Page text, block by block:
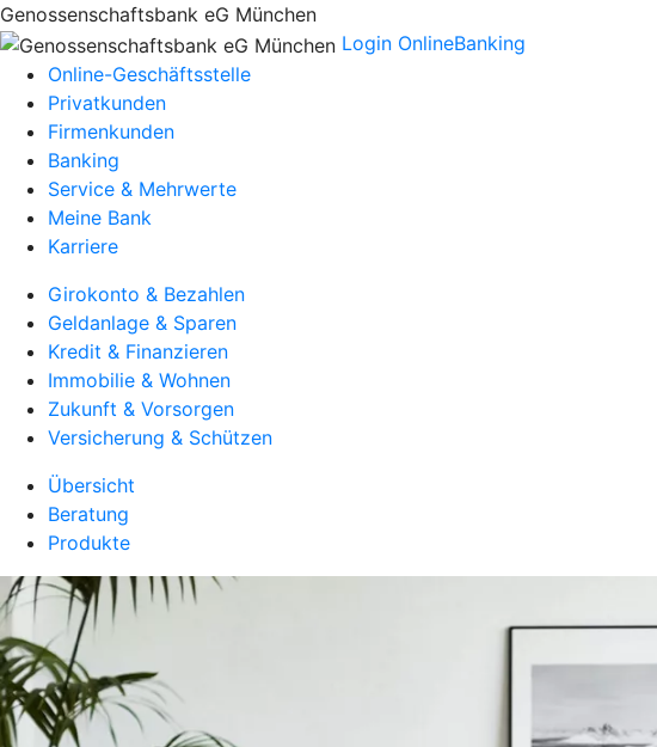
Genossenschaftsbank eG München
Login OnlineBanking
Online-Geschäftsstelle
Privatkunden
Firmenkunden
Banking
Service & Mehrwerte
Meine Bank
Karriere
Girokonto & Bezahlen
Geldanlage & Sparen
Kredit & Finanzieren
Immobilie & Wohnen
Zukunft & Vorsorgen
Versicherung & Schützen
Übersicht
Beratung
Produkte